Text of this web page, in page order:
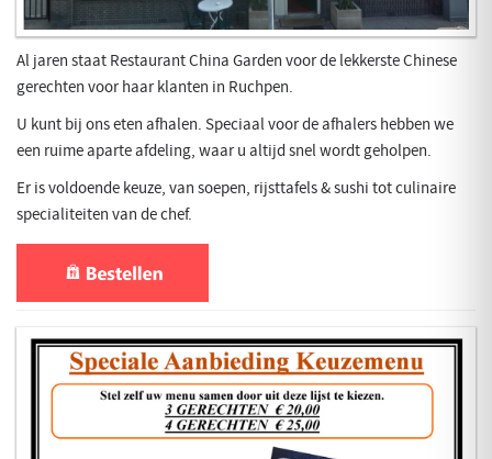
Al jaren staat Restaurant China Garden voor de lekkerste Chinese
gerechten voor haar klanten in Ruchpen.
U kunt bij ons eten afhalen. Speciaal voor de afhalers hebben we
een ruime aparte afdeling, waar u altijd snel wordt geholpen.
Er is voldoende keuze, van soepen, rijsttafels & sushi tot culinaire
specialiteiten van de chef.